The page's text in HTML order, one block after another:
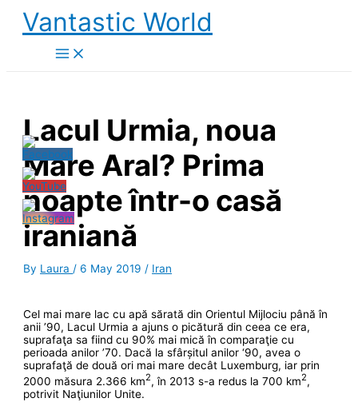
Skip
content
Vantastic World
Lacul Urmia, noua
Mare Aral? Prima
noapte într-o casă
iraniană
By Laura /6 May 2019 / Iran
Cel mai mare lac cu apă sărată din Orientul Mijlociu până în
anii ’90, Lacul Urmia a ajuns o picătură din ceea ce era,
suprafaţa sa fiind cu 90% mai mică în comparaţie cu
perioada anilor ’70. Dacă la sfârșitul anilor ‘90, avea o
suprafaţă de două ori mai mare decât Luxemburg, iar prin
2000 măsura 2.366 km2, în 2013 s-a redus la 700 km2,
potrivit Naţiunilor Unite.